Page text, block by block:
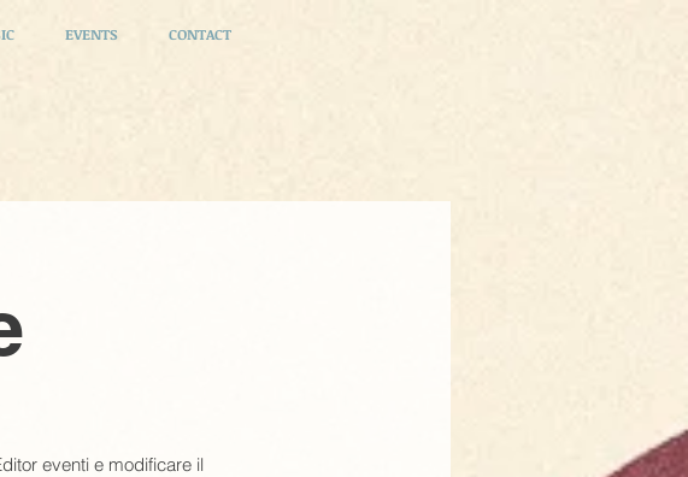
EVENTS CONTACT
eventi e modificare il